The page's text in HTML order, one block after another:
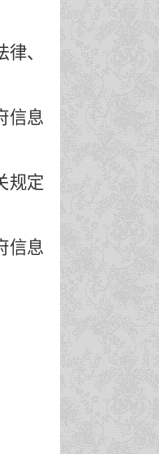
、
信息
规定
信息